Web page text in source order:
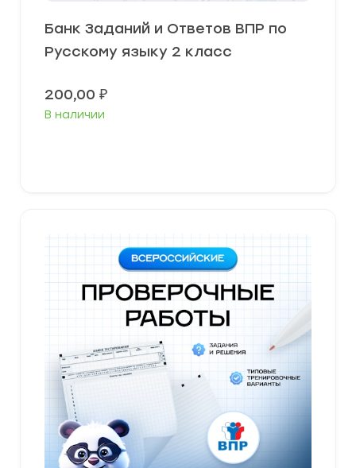
Банк Заданий и Ответов ВПР по
Русскому языку 2 класс
200,00 ₽
В наличии